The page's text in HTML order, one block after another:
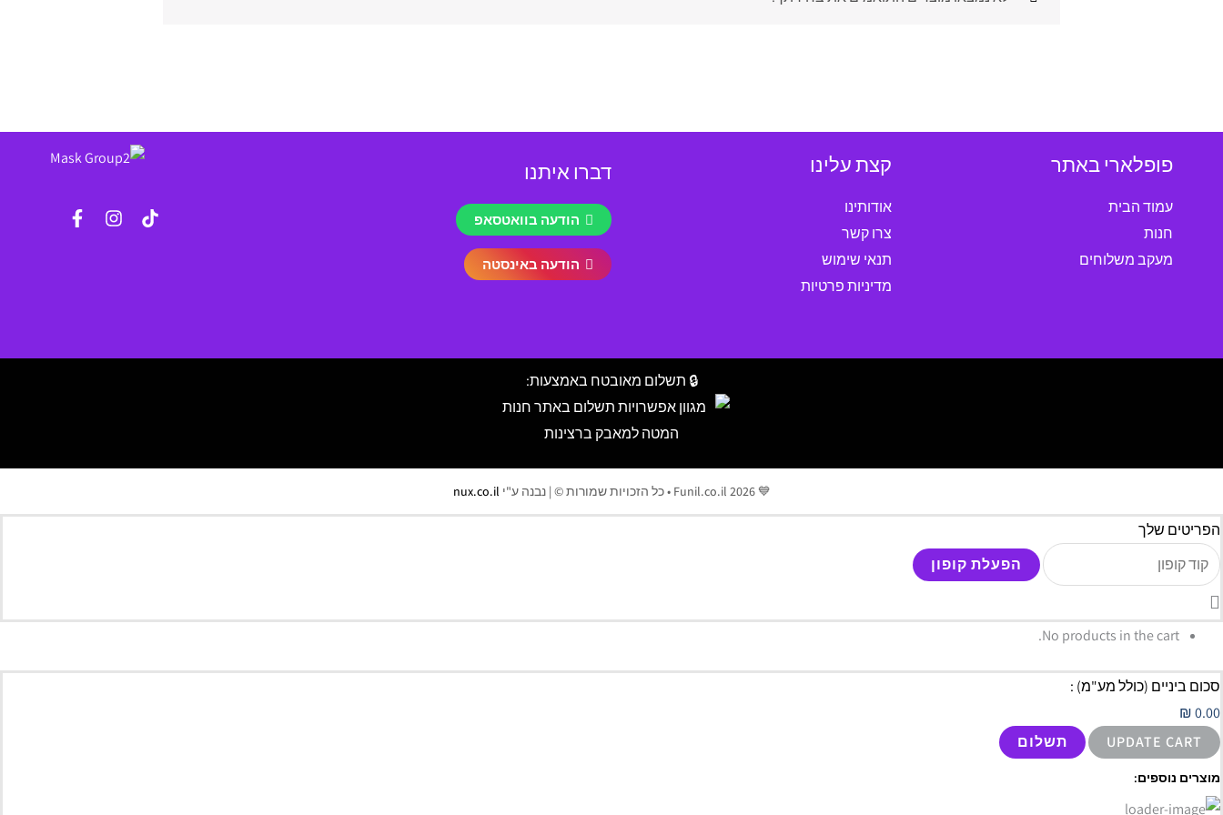
פופלארי באתר
עמוד הבית
חנות
מעקב משלוחים
קצת עלינו
אודותינו
צרו קשר
תנאי שימוש
מדיניות פרטיות
דברו איתנו
הודעה בוואטסאפ
הודעה באינסטה
🔒 תשלום מאובטח באמצעות:
💙 Funil.co.il 2026 • כל הזכויות שמורות © | נבנה ע"י nux.co.il
הפריטים שלך
הפעלת קופון
No products in the cart.
סכום ביניים (כולל מע"מ) :⠀
0.00
₪
UPDATE CART
תשלום
מוצרים נוספים: